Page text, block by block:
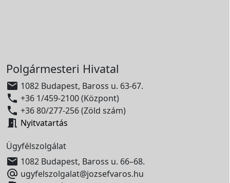
Polgármesteri Hivatal
 1082 Budapest, Baross u. 63-67.
 +36 1/459-2100 (Központ)
 +36 80/277-256 (Zöld szám)
 Nyitvatartás
Ügyfélszolgálat
 1082 Budapest, Baross u. 66–68.
 ugyfelszolgalat@jozsefvaros.hu